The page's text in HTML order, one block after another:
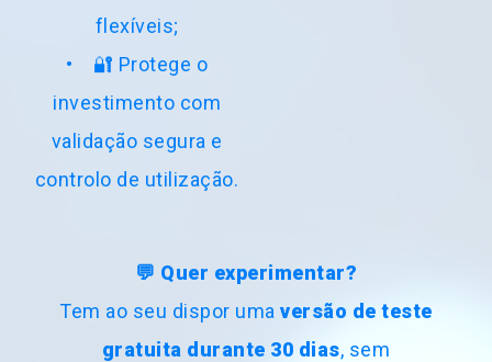
Lembra ao escalador que determinado militar
flexíveis;
• 🔐 Protege o
investimento com
validação segura e
controlo de utilização.
💬 Quer experimentar?
Tem ao seu dispor umaversão de teste
gratuita durante 30 dias, sem